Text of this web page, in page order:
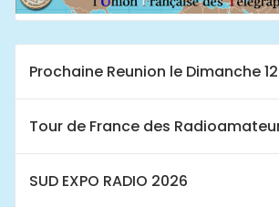
Prochaine Reunion le Dimanche
Tour de France des
SUD EXPO RADIO 2026